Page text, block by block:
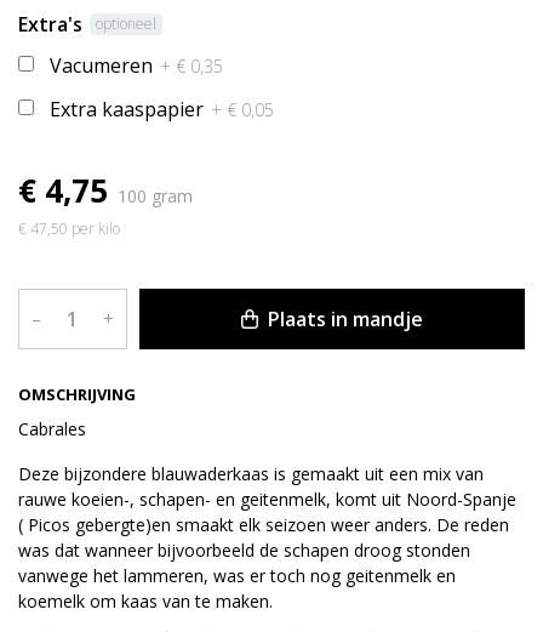
OMSCHRIJVING
Cabrales
Deze bijzondere blauwaderkaas is gemaakt uit een mix van
rauwe koeien-, schapen- en geitenmelk, komt uit Noord-Spanje
( Picos gebergte)en smaakt elk seizoen weer anders. De reden
was dat wanneer bijvoorbeeld de schapen droog stonden
vanwege het lammeren, was er toch nog geitenmelk en
koemelk om kaas van te maken.
Extra's optioneel
Vacumeren + € 0,35
Extra kaaspapier + € 0,05
€ 4,75 100 gram
€ 47,50 per kilo
– + Plaats in mandje